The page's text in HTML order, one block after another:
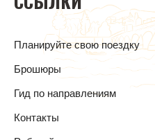
Планируйте свою поездку
Брошюры
Гид по направлениям
Контакты